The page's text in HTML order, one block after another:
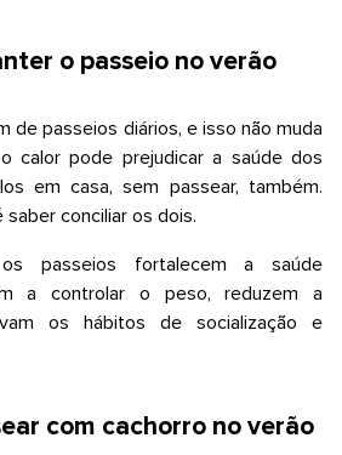
o passeio no verão
de passeios diários, e isso não muda
calor pode prejudicar a saúde dos
em casa, sem passear, também.
saber conciliar os dois.
passeios fortalecem a saúde
a controlar o peso, reduzem a
os hábitos de socialização e
com cachorro no verão